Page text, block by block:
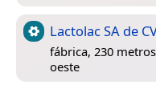
Lactolac SA de
fábrica, 230
oeste